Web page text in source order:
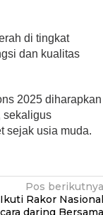
di tingkat
dan kualitas
2025 diharapkan
sekaligus
sejak usia muda.
Pos berikutnya
Rakor Nasional
daring Bersama